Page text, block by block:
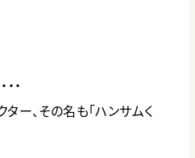
・
ター、その名も「ハンサムく